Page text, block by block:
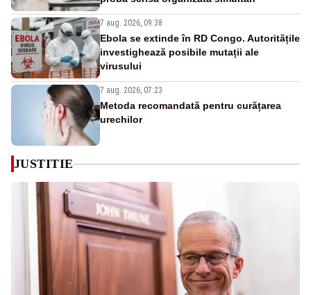
7 aug. 2026, 09:38
Ebola se extinde în RD Congo. Autoritățile
investighează posibile mutații ale
virusului
7 aug. 2026, 07:23
Metoda recomandată pentru curățarea
urechilor
JUSTITIE